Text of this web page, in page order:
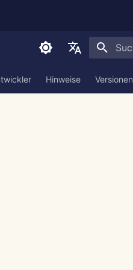
English
Hinweise Versionen